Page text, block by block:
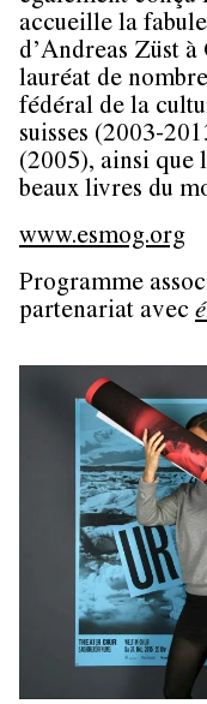
accueille la
d’Andreas Züst
lauréat de
fédéral de la
suisses (2003-
(2005), ainsi que
beaux livres du
www.esmog.org
Programme
partenariat avec